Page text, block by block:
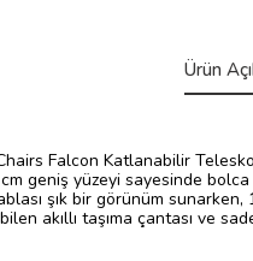
Ürün
Falcon Katlanabilir
geniş yüzeyi sayesinde
şık bir görünüm
akıllı taşıma çantası ve